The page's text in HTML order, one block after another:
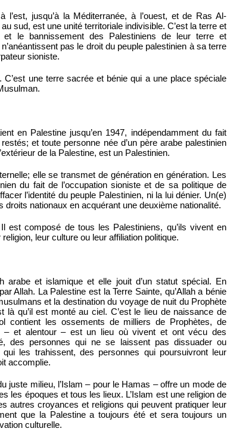
l’est, jusqu’à la Méditerranée, à l’ouest, et de Ras Al-
sud, est une unité territoriale indivisible. C’est la terre et
et le bannissement des Palestiniens de leur terre et
pas le droit du peuple palestinien à sa terre
sioniste.
une terre sacrée et bénie qui a une place spéciale
en Palestine jusqu’en 1947, indépendamment du fait
et toute personne née d’un père arabe palestinien
de la Palestine, est un Palestinien.
elle se transmet de génération en génération. Les
du fait de l’occupation sioniste et de sa politique de
l’identité du peuple Palestinien, ni la lui dénier. Un(e)
nationaux en acquérant une deuxième nationalité.
est composé de tous les Palestiniens, qu’ils vivent en
leur culture ou leur affiliation politique.
et islamique et elle jouit d’un statut spécial. En
Allah. La Palestine est la Terre Sainte, qu’Allah a bénie
et la destination du voyage de nuit du Prophète
là qu’il est monté au ciel. C’est le lieu de naissance de
les ossements de milliers de Prophètes, de
– et alentour – est un lieu où vivent et ont vécu des
des personnes qui ne se laissent pas dissuader ou
les trahissent, des personnes qui poursuivront leur
accomplie.
juste milieu, l’Islam – pour le Hamas – offre un mode de
les époques et tous les lieux. L’Islam est une religion de
autres croyances et religions qui peuvent pratiquer leur
que la Palestine a toujours été et sera toujours un
culturelle.